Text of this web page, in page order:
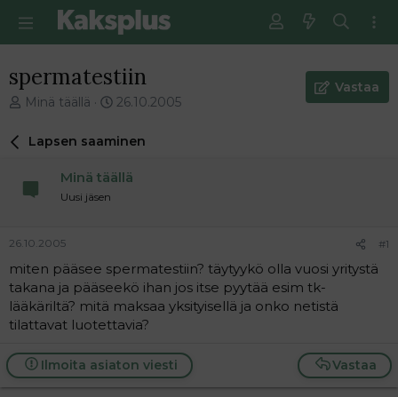
spermatestiin
V
e
i
t
u
n
a
l
i
t
t
Minä täällä
E
s
m
m
n
v
i
e
t
i
26.10.2005
Vastaa
Lapsen saaminen
Minä täällä
Uusi jäsen
26.10.2005 #1
miten pääsee spermatestiin? täytyykö olla vuosi yritystä
takana ja pääseekö ihan jos itse pyytää esim tk-
lääkäriltä? mitä maksaa yksityisellä ja onko netistä
tilattavat luotettavia?
Vastaa
Ilmoita asiaton viesti